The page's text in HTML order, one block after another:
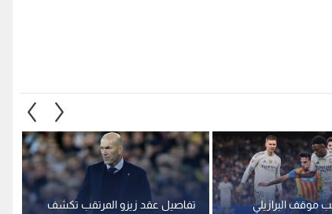
تفاصيل عقد زيزو المرتقب تكشف
موقف البرازيلي